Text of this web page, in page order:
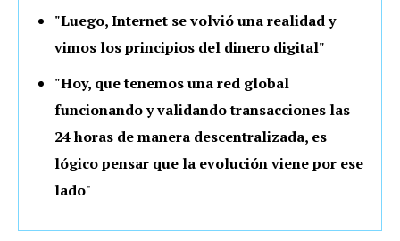
"Luego, Internet se volvió una realidad y
vimos los principios del dinero digital"
"Hoy, que tenemos una red global
funcionando y validando transacciones las
24 horas de manera descentralizada, es
lógico pensar que la evolución viene por ese
lado"